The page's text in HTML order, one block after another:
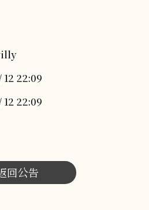
22:09
22:09
回公告